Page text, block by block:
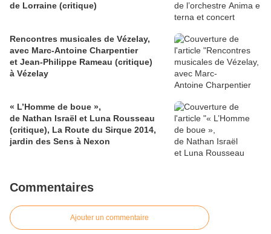
de Lorraine (critique)
Rencontres musicales de Vézelay,
avec Marc-Antoine Charpentier
et Jean-Philippe Rameau (critique)
à Vézelay
« L’Homme de boue »,
de Nathan Israël et Luna Rousseau
(critique), La Route du Sirque 2014,
jardin des Sens à Nexon
Commentaires
Ajouter un commentaire